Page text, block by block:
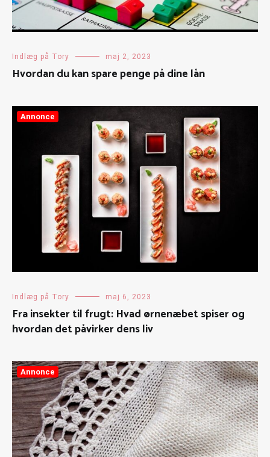
Indlæg på Tory maj 2, 2023
Hvordan du kan spare penge på dine lån
Annonce
Indlæg på Tory maj 6, 2023
Fra insekter til frugt: Hvad ørnenæbet spiser og
hvordan det påvirker dens liv
Annonce